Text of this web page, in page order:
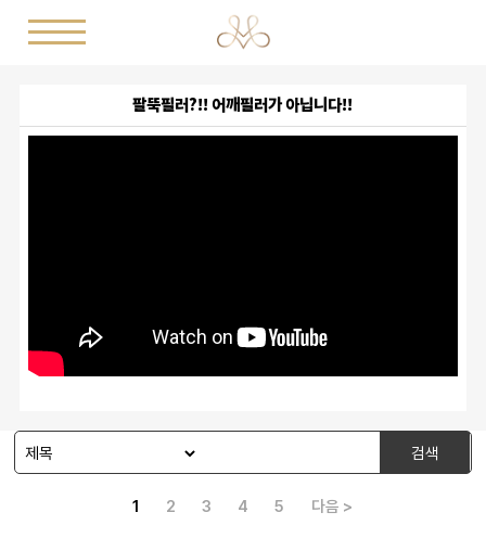
팔뚝필러?!! 어깨필러가 아닙니다!!
검색
1 2 3 4 5 다음 >